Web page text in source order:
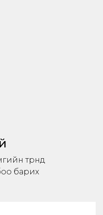
түрүүнд
барих